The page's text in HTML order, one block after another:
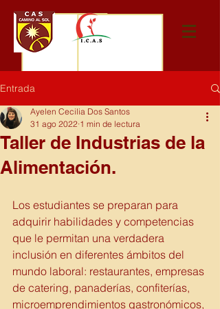
Entrada
Taller de Industrias de la
Alimentación.
Ayelen Cecilia Dos Santos
31 ago 2022 1 min de lectura
Los estudiantes se preparan para
adquirir habilidades y competencias
que le permitan una verdadera
inclusión en diferentes ámbitos del
mundo laboral: restaurantes, empresas
de catering, panaderías, confiterías,
microemprendimientos gastronómicos,